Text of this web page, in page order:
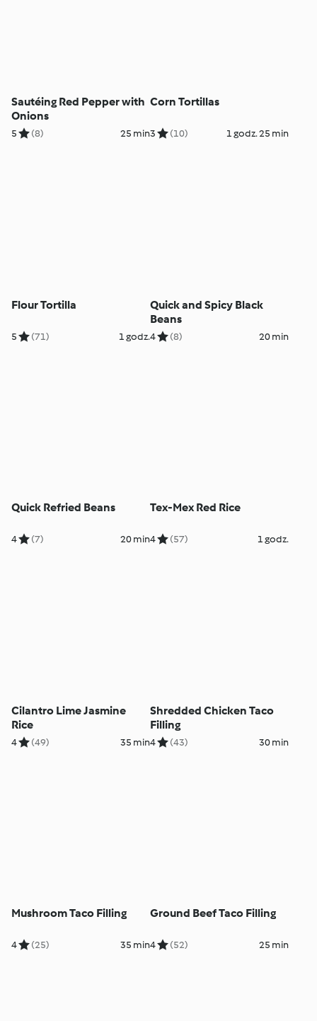
Sautéing Red Pepper with
Onions
5 (8) 25 min
Corn Tortillas
3 (10) 1 godz. 25 min
Flour Tortilla
5 (71) 1 godz.
Quick and Spicy Black
Beans
4 (8) 20 min
Quick Refried Beans
4 (7) 20 min
Tex-Mex Red Rice
4 (57) 1 godz.
Cilantro Lime Jasmine
Rice
4 (49) 35 min
Shredded Chicken Taco
Filling
4 (43) 30 min
Mushroom Taco Filling
4 (25) 35 min
Ground Beef Taco Filling
4 (52) 25 min